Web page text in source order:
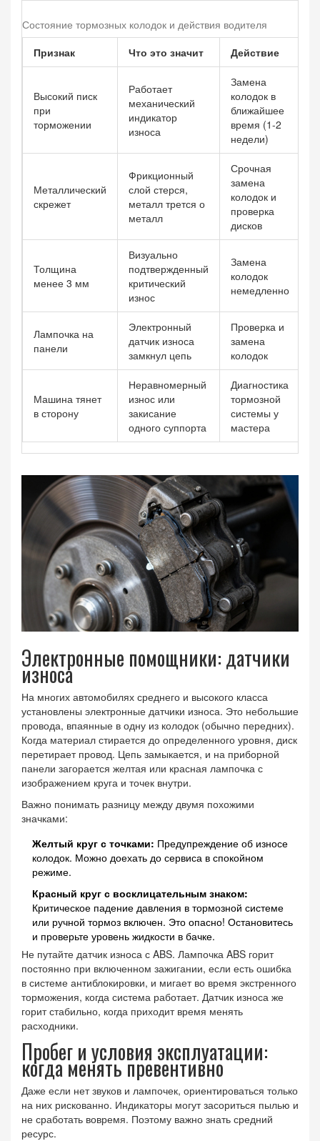
Состояние тормозных колодок и действия водителя
Признак
Что это значит Действие
Высокий писк
при
торможении
Работает
механический
индикатор
износа
Замена
колодок в
ближайшее
время (1-2
недели)
Металлический
скрежет
Фрикционный
слой стерся,
металл трется о
металл
Срочная
замена
колодок и
проверка
дисков
Толщина
менее 3 мм
Визуально
подтвержденный
критический
износ
Замена
колодок
немедленно
Лампочка на
панели
Электронный
датчик износа
замкнул цепь
Проверка и
замена
колодок
Машина тянет
в сторону
Неравномерный
износ или
закисание
одного суппорта
Диагностика
тормозной
системы у
мастера
Электронные помощники: датчики
износа
На многих автомобилях среднего и высокого класса
установлены электронные датчики износа. Это небольшие
провода, впаянные в одну из колодок (обычно передних).
Когда материал стирается до определенного уровня, диск
перетирает провод. Цепь замыкается, и на приборной
панели загорается желтая или красная лампочка с
изображением круга и точек внутри.
Важно понимать разницу между двумя похожими
значками:
Желтый круг с точками: Предупреждение об износе
колодок. Можно доехать до сервиса в спокойном
режиме.
Красный круг с восклицательным знаком:
Критическое падение давления в тормозной системе
или ручной тормоз включен. Это опасно! Остановитесь
и проверьте уровень жидкости в бачке.
Не путайте датчик износа с ABS. Лампочка ABS горит
постоянно при включенном зажигании, если есть ошибка
в системе антиблокировки, и мигает во время экстренного
торможения, когда система работает. Датчик износа же
горит стабильно, когда приходит время менять
расходники.
Пробег и условия эксплуатации:
когда менять превентивно
Даже если нет звуков и лампочек, ориентироваться только
на них рискованно. Индикаторы могут засориться пылью и
не сработать вовремя. Поэтому важно знать средний
ресурс.